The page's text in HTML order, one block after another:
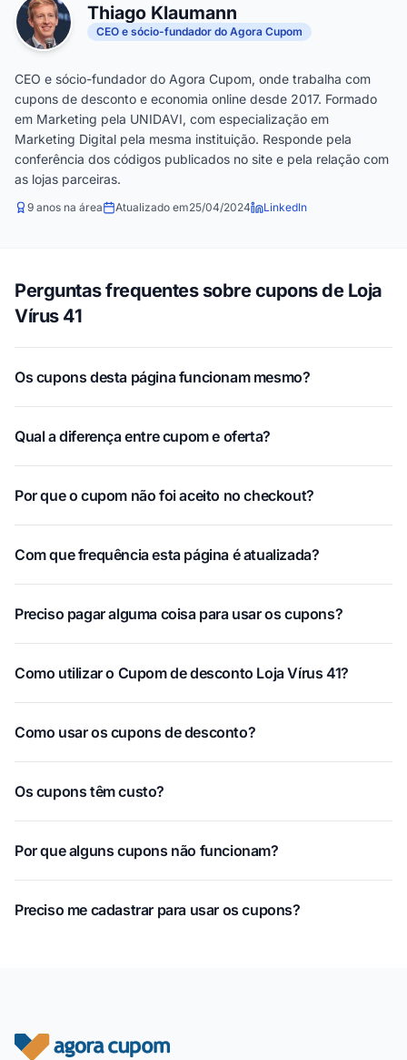
Thiago Klaumann
CEO e sócio-fundador do Agora Cupom
CEO e sócio-fundador do Agora Cupom, onde trabalha com
cupons de desconto e economia online desde 2017. Formado
em Marketing pela UNIDAVI, com especialização em
Marketing Digital pela mesma instituição. Responde pela
conferência dos códigos publicados no site e pela relação com
as lojas parceiras.
9 anos na área Atualizado em25/04/2024 LinkedIn
Perguntas frequentes sobre cupons de Loja
Vírus 41
Os cupons desta página funcionam mesmo?
Qual a diferença entre cupom e oferta?
Por que o cupom não foi aceito no checkout?
Com que frequência esta página é atualizada?
Preciso pagar alguma coisa para usar os cupons?
Como utilizar o Cupom de desconto Loja Vírus 41?
Como usar os cupons de desconto?
Os cupons têm custo?
Por que alguns cupons não funcionam?
Preciso me cadastrar para usar os cupons?
Rodapé do site